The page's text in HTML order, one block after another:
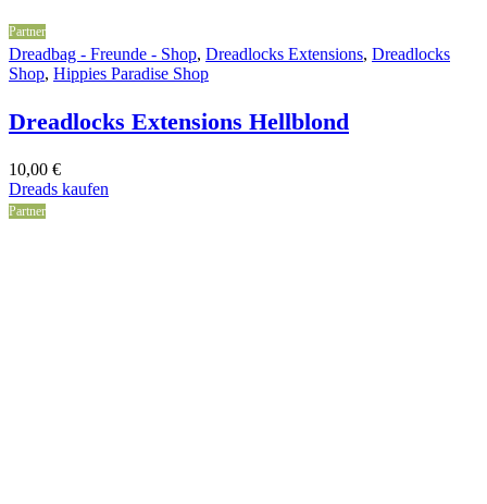
Partner
Dreadbag - Freunde - Shop, Dreadlocks Extensions, Dreadlocks
Shop, Hippies Paradise Shop
Dreadlocks Extensions Hellblond
10,00 €
Dreads kaufen
Partner